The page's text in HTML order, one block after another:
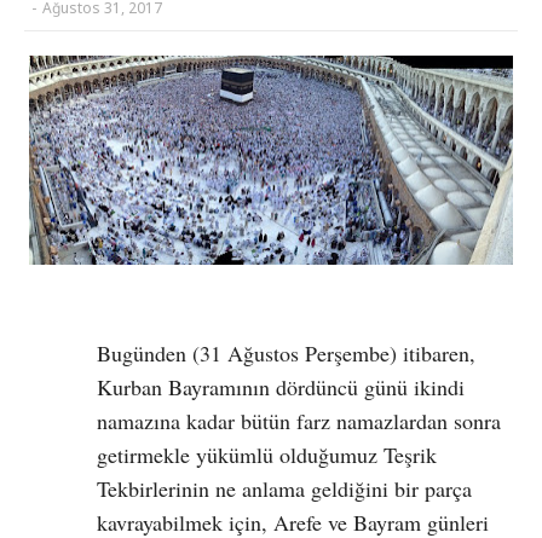
- Ağustos 31, 2017
Bugünden (31 Ağustos Perşembe) itibaren,
Kurban Bayramının dördüncü günü ikindi
namazına kadar bütün farz namazlardan sonra
getirmekle yükümlü olduğumuz Teşrik
Tekbirlerinin ne anlama geldiğini bir parça
kavrayabilmek için, Arefe ve Bayram günleri